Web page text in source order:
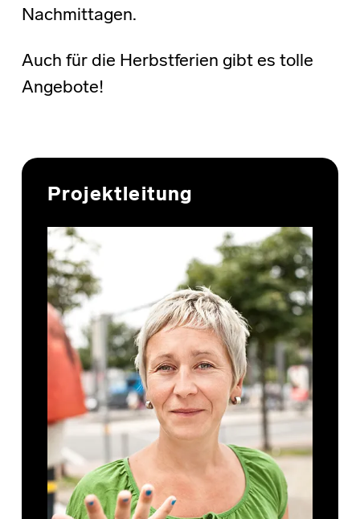
Nachmittagen.
Auch für die Herbstferien gibt es tolle
Angebote!
Skip back to main navigation
Projektleitung